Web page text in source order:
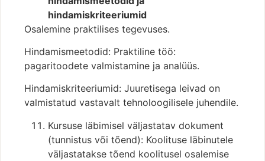
hindamiskriteeriumid
Osalemine praktilises tegevuses.
Hindamismeetodid: Praktiline töö:
pagaritoodete valmistamine ja analüüs.
Hindamiskriteeriumid: Juuretisega leivad on
valmistatud vastavalt tehnoloogilisele juhendile.
Kursuse läbimisel väljastatav dokument
(tunnistus või tõend): Koolituse läbinutele
väljastatakse tõend koolitusel osalemise